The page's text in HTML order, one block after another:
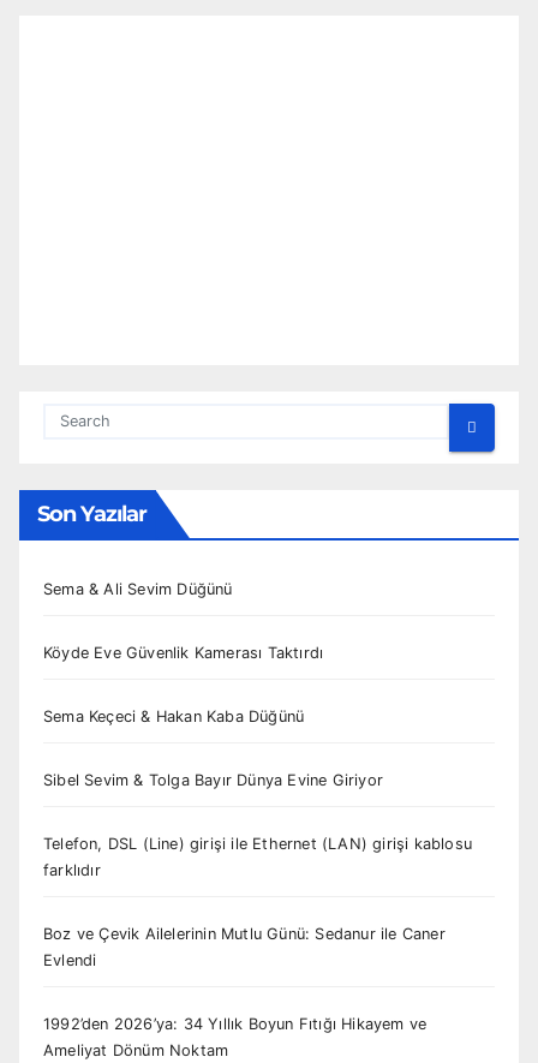
Son Yazılar
Sema & Ali Sevim Düğünü
Köyde Eve Güvenlik Kamerası Taktırdı
Sema Keçeci & Hakan Kaba Düğünü
Sibel Sevim & Tolga Bayır Dünya Evine Giriyor
Telefon, DSL (Line) girişi ile Ethernet (LAN) girişi kablosu
farklıdır
Boz ve Çevik Ailelerinin Mutlu Günü: Sedanur ile Caner
Evlendi
1992’den 2026’ya: 34 Yıllık Boyun Fıtığı Hikayem ve
Ameliyat Dönüm Noktam